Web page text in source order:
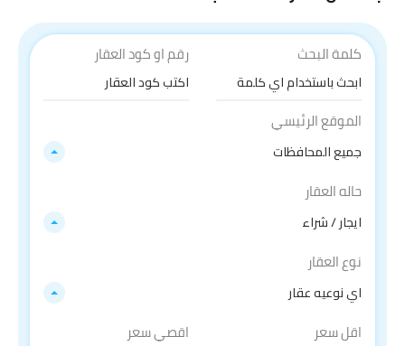
كلمة البحث رقم او كود العقار
الموقع الرئيسي
جميع المحافظات
حاله العقار
ايجار / شراء
نوع العقار
اي نوعيه عقار
اقل سعر اقصي سعر